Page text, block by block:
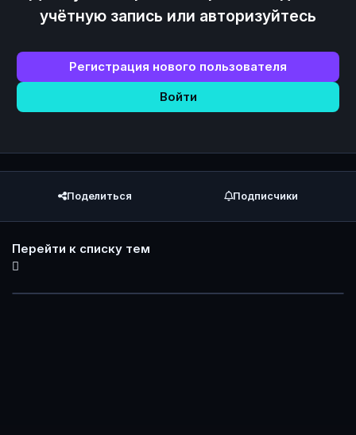
учётную запись или авторизуйтесь
Регистрация нового пользователя
Войти
Поделиться Подписчики
Перейти к списку тем